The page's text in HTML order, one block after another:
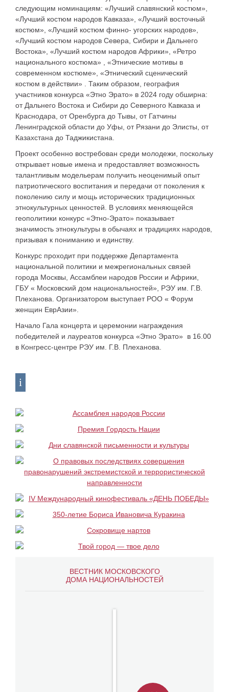
следующим номинациям: «Лучший славянский костюм»,
«Лучший костюм народов Кавказа», «Лучший восточный
костюм», «Лучший костюм финно- угорских народов»,
«Лучший костюм народов Севера, Сибири и Дальнего
Востока», «Лучший костюм народов Африки», «Ретро
национального костюма» , «Этнические мотивы в
современном костюме», «Этнический сценический
костюм в действии» . Таким образом, география
участников конкурса «Этно Эрато» в 2024 году обширна:
от Дальнего Востока и Сибири до Северного Кавказа и
Краснодара, от Оренбурга до Тывы, от Гатчины
Ленинградской области до Уфы, от Рязани до Элисты, от
Казахстана до Таджикистана.
Проект особенно востребован среди молодежи, поскольку
открывает новые имена и предоставляет возможность
талантливым модельерам получить неоценимый опыт
патриотического воспитания и передачи от поколения к
поколению силу и мощь исторических традиционных
этнокультурных ценностей. В условиях меняющейся
геополитики конкурс «Этно-Эрато» показывает
значимость этнокультуры в обычаях и традициях народов,
призывая к пониманию и единству.
Конкурс проходит при поддержке Департамента
национальной политики и межрегиональных связей
города Москвы, Ассамблеи народов России и Африки,
ГБУ « Московский дом национальностей», РЭУ им. Г.В.
Плеханова. Организатором выступает РОО « Форум
женщин ЕврАзии».
Начало Гала концерта и церемонии награждения
победителей и лауреатов конкурса «Этно Эрато» в 16.00
в Конгресс-центре РЭУ им. Г.В. Плеханова.
ВЕСТНИК МОСКОВСКОГО
ДОМА НАЦИОНАЛЬНОСТЕЙ